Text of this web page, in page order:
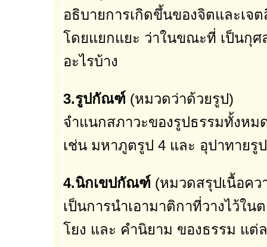
อธิบายการเกิดขึ้นของจิตและเจ
โดยแยกแยะ ว่าในขณะที่ เป็นกุ
อะไรบ้าง
3.รูปกัณฑ์ (หมวดว่าด้วยรูป)
จำแนกสภาวะของรูปธรรมทั้งหม
เช่น มหาภูตรูป 4 และ อุปาทายรูป
4.นิกเขปกัณฑ์ (หมวดสรุปเนื้อคว
เป็นการนำเอามาติกาที่วางไว้ใ
โยง และ คำนิยาม ของธรรม แต่